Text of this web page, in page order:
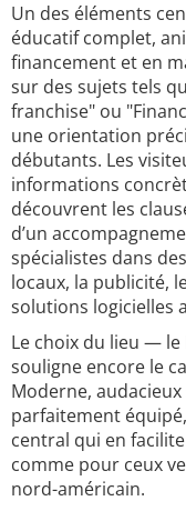
Un des éléments
éducatif complet,
financement et en
sur des sujets tels
franchise" ou
une orientation
débutants. Les
informations
découvrent les
d’un
spécialistes dans
locaux, la publicité,
solutions logicielles
Le choix du lieu —
souligne encore le
Moderne,
parfaitement
central qui en
comme pour ceux
nord-américain.